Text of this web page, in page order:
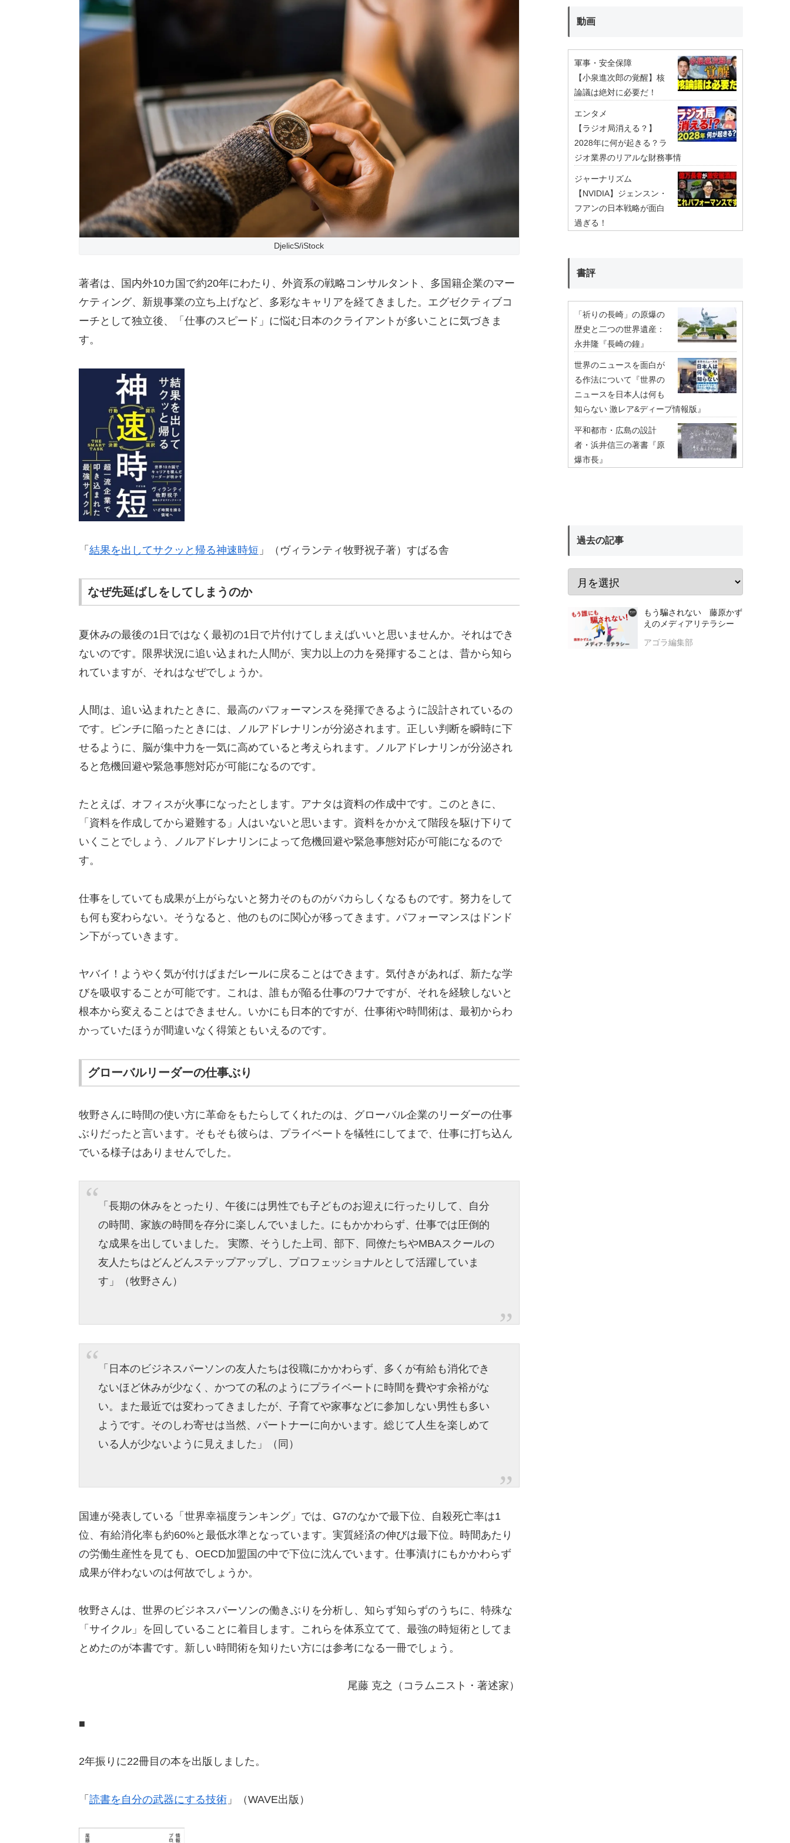
DjelicS/iStock
著者は、国内外10カ国で約20年にわたり、外資系の戦略コンサルタント、多国籍企業のマー
ケティング、新規事業の立ち上げなど、多彩なキャリアを経てきました。エグゼクティブコ
ーチとして独立後、「仕事のスピード」に悩む日本のクライアントが多いことに気づきま
す。
「 結果を出してサクッと帰る神速時短 」（ヴィランティ牧野祝子著）すばる舎
なぜ先延ばしをしてしまうのか
夏休みの最後の1日ではなく最初の1日で片付けてしまえばいいと思いませんか。それはでき
ないのです。限界状況に追い込まれた人間が、実力以上の力を発揮することは、昔から知ら
れていますが、それはなぜでしょうか。
人間は、追い込まれたときに、最高のパフォーマンスを発揮できるように設計されているの
です。ピンチに陥ったときには、ノルアドレナリンが分泌されます。正しい判断を瞬時に下
せるように、脳が集中力を一気に高めていると考えられます。ノルアドレナリンが分泌され
ると危機回避や緊急事態対応が可能になるのです。
たとえば、オフィスが火事になったとします。アナタは資料の作成中です。このときに、
「資料を作成してから避難する」人はいないと思います。資料をかかえて階段を駆け下りて
いくことでしょう、ノルアドレナリンによって危機回避や緊急事態対応が可能になるので
す。
仕事をしていても成果が上がらないと努力そのものがバカらしくなるものです。努力をして
も何も変わらない。そうなると、他のものに関心が移ってきます。パフォーマンスはドンド
ン下がっていきます。
ヤバイ！ようやく気が付けばまだレールに戻ることはできます。気付きがあれば、新たな学
びを吸収することが可能です。これは、誰もが陥る仕事のワナですが、それを経験しないと
根本から変えることはできません。いかにも日本的ですが、仕事術や時間術は、最初からわ
かっていたほうが間違いなく得策ともいえるのです。
グローバルリーダーの仕事ぶり
牧野さんに時間の使い方に革命をもたらしてくれたのは、グローバル企業のリーダーの仕事
ぶりだったと言います。そもそも彼らは、プライベートを犠牲にしてまで、仕事に打ち込ん
でいる様子はありませんでした。
「長期の休みをとったり、午後には男性でも子どものお迎えに行ったりして、自分
の時間、家族の時間を存分に楽しんでいました。にもかかわらず、仕事では圧倒的
な成果を出していました。 実際、そうした上司、部下、同僚たちやMBAスクールの
友人たちはどんどんステップアップし、プロフェッショナルとして活躍していま
す」（牧野さん）
「日本のビジネスパーソンの友人たちは役職にかかわらず、多くが有給も消化でき
ないほど休みが少なく、かつての私のようにプライベートに時間を費やす余裕がな
い。また最近では変わってきましたが、子育てや家事などに参加しない男性も多い
ようです。そのしわ寄せは当然、パートナーに向かいます。総じて人生を楽しめて
いる人が少ないように見えました」（同）
国連が発表している「世界幸福度ランキング」では、G7のなかで最下位、自殺死亡率は1
位、有給消化率も約60%と最低水準となっています。実質経済の伸びは最下位。時間あたり
の労働生産性を見ても、OECD加盟国の中で下位に沈んでいます。仕事漬けにもかかわらず
成果が伴わないのは何故でしょうか。
牧野さんは、世界のビジネスパーソンの働きぶりを分析し、知らず知らずのうちに、特殊な
「サイクル」を回していることに着目します。これらを体系立てて、最強の時短術としてま
とめたのが本書です。新しい時間術を知りたい方には参考になる一冊でしょう。
尾藤 克之（コラムニスト・著述家）
■
2年振りに22冊目の本を出版しました。
「 読書を自分の武器にする技術」（WAVE出版）
動画
軍事・安全保障
【小泉進次郎の覚醒】核
論議は絶対に必要だ！
エンタメ
【ラジオ局消える？】
2028年に何が起きる？ラ
ジオ業界のリアルな財務事情
ジャーナリズム
【NVIDIA】ジェンスン・
フアンの日本戦略が面白
過ぎる！
書評
「祈りの長崎」の原爆の
歴史と二つの世界遺産：
永井隆『長崎の鐘』
世界のニュースを面白が
る作法について『世界の
ニュースを日本人は何も
知らない 激レア&ディープ情報版』
平和都市・広島の設計
者・浜井信三の著書『原
爆市長』
過去の記事
もう騙されない 藤原かず
えのメディアリテラシー
アゴラ編集部